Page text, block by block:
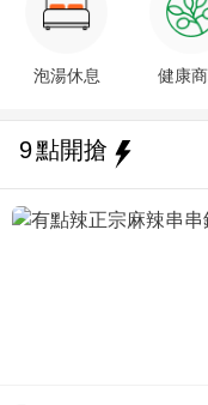
泡湯休息 健康
9點開搶